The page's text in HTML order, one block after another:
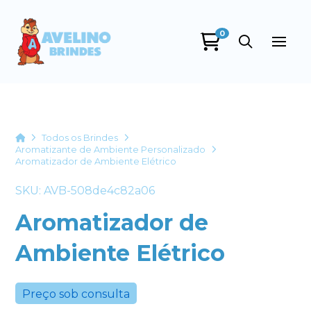
0
HomeTodos os Brindes
Aromatizante de Ambiente Personalizado
Aromatizador de Ambiente Elétrico
SKU: AVB-508de4c82a06
Aromatizador de
Ambiente Elétrico
Preço sob consulta
+55